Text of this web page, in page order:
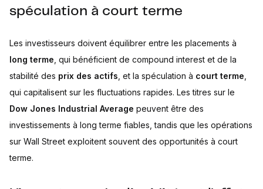
spéculation à court terme
Les investisseurs doivent équilibrer entre les placements à
long terme , qui bénéficient de compound interest et de la
stabilité des prix des actifs , et la spéculation à court terme
qui capitalisent sur les fluctuations rapides. Les titres sur le
Dow Jones Industrial Average peuvent être des
investissements à long terme fiables, tandis que les opérations
sur Wall Street exploitent souvent des opportunités à court
terme.